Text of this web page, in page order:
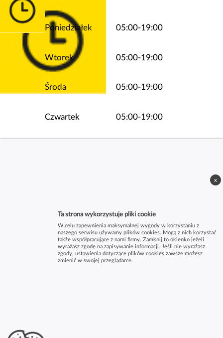
Poniedziałek 05:00-19:00
Wtorek 05:00-19:00
Środa 05:00-19:00
Czwartek 05:00-19:00
Ta strona wykorzystuje pliki cookie
W celu zapewnienia maksymalnej wygody w korzystaniu z
naszego serwisu używamy plików cookies. Mogą z nich korzystać
także współpracujące z nami firmy. Zamknij to okienko jeżeli
wyrażasz zgodę na zapisywanie informacji. Jeśli nie wyrażasz
zgody, ustawienia dotyczące plików cookies zawsze możesz
zmienić w swojej przeglądarce.
x